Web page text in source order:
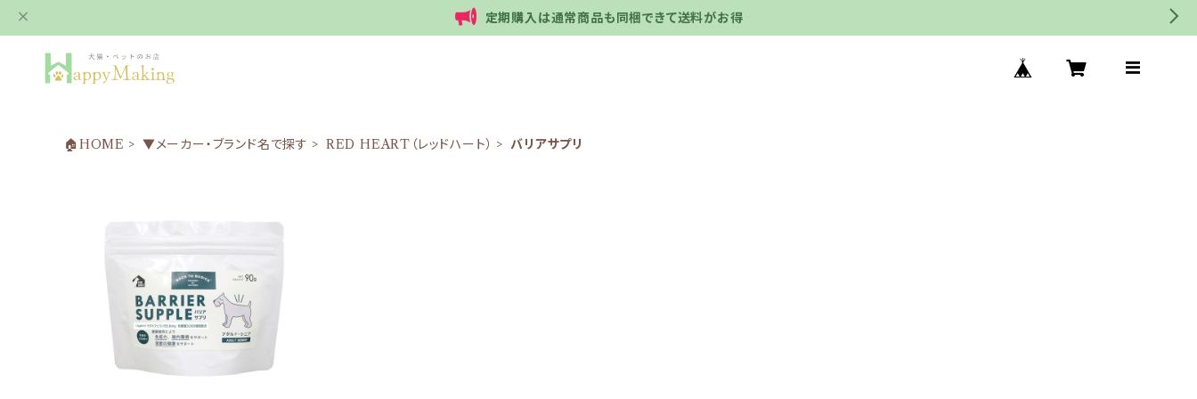
定期購入は通常商品も同梱できて送料がお得
🏠HOME ▼メーカー・ブランド名で探す RED HEART（レッドハート） バリアサプリ